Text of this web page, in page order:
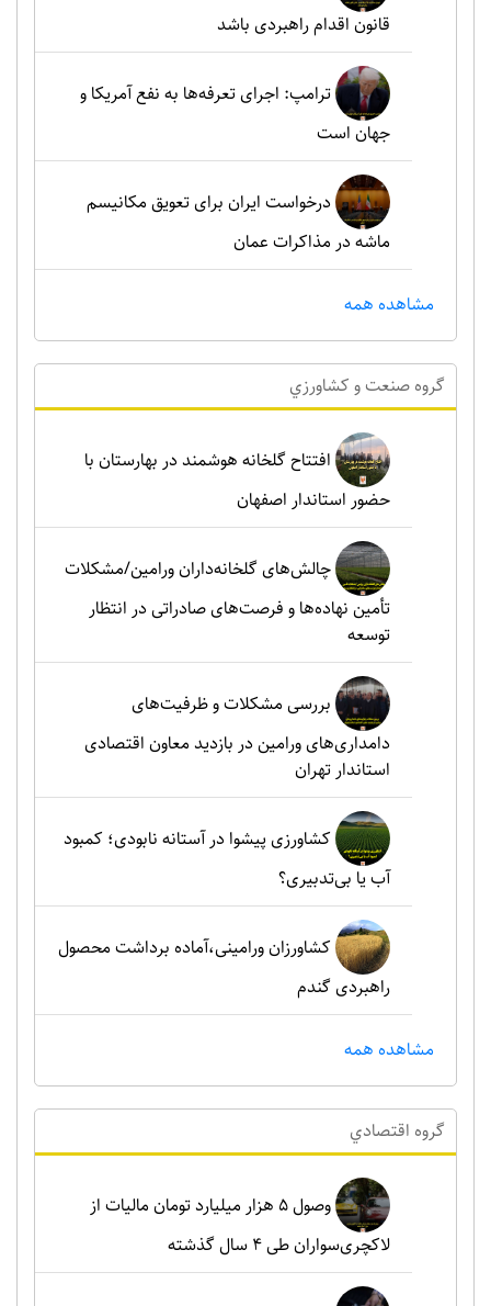
قانون اقدام راهبردی باشد
ترامپ: اجرای تعرفه‌ها به نفع آمریکا و
جهان است
درخواست ایران برای تعویق مکانیسم
ماشه در مذاکرات عمان
مشاهده همه
گروه صنعت و کشاورزي
افتتاح گلخانه هوشمند در بهارستان با
حضور استاندار اصفهان
چالش‌های گلخانه‌داران ورامین/مشکلات
تأمین نهاده‌ها و فرصت‌های صادراتی در انتظار
توسعه
بررسی مشکلات و ظرفیت‌های
دامداری‌های ورامین در بازدید معاون اقتصادی
استاندار تهران
کشاورزی پیشوا در آستانه نابودی؛ کمبود
آب یا بی‌تدبیری؟
کشاورزان ورامینی،آماده برداشت محصول
راهبردی گندم
مشاهده همه
گروه اقتصادي
وصول ۵ هزار میلیارد تومان مالیات از
لاکچری‌سواران طی ۴ سال گذشته